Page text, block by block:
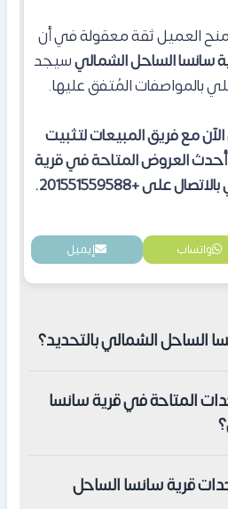
العميل ثقة معقولة في أن
سانسا الساحل الشماليسيجد
بالمواصفات المُتفق عليها.
مع فريق المبيعات لتثبيت
العروض المتاحة في قرية
على +201551559588.
واتساب إيميل
الساحل الشمالي بالتحديد؟
من العلمين الجديدة وسيدي
العلمين الدولي، ويسهل
المتاحة في قرية سانسا
شاليهات بغرفة واحدة
وشاليهات بغرفتين، بمساحات تبدأ من 50 متر مربع لتناسب
قرية سانسا الساحل